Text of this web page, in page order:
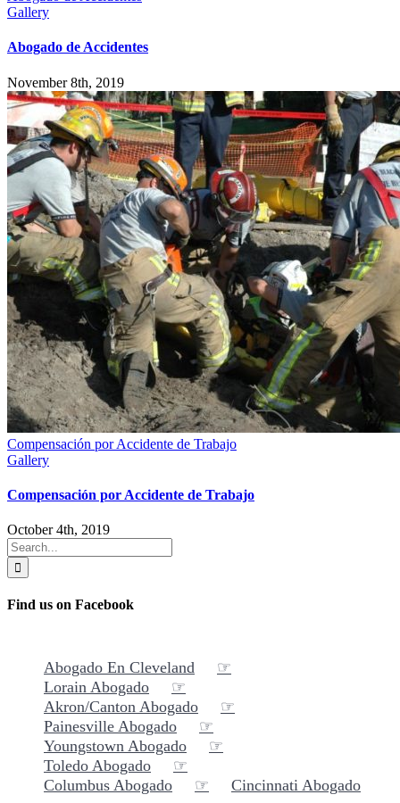
Gallery
Abogado de Accidentes
November 8th, 2019
Compensación por Accidente de Trabajo
Gallery
Compensación por Accidente de Trabajo
October 4th, 2019
Search
for:
Find us on Facebook
Abogado En Cleveland
Lorain Abogado
Akron/Canton Abogado
Painesville Abogado
Youngstown Abogado
Toledo Abogado
Columbus Abogado
Cincinnati Abogado